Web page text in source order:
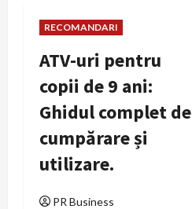
RECOMANDARI
ATV-uri pentru
copii de 9 ani:
Ghidul complet de
cumpărare și
utilizare.
PR Business